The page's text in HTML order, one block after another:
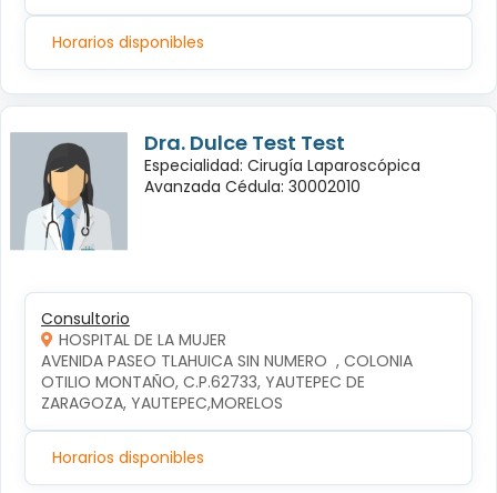
Horarios disponibles
Dra. Dulce Test Test
Especialidad: Cirugía Laparoscópica
Avanzada Cédula: 30002010
Consultorio
HOSPITAL DE LA MUJER
AVENIDA PASEO TLAHUICA SIN NUMERO  , COLONIA
OTILIO MONTAÑO, C.P.62733, YAUTEPEC DE
ZARAGOZA, YAUTEPEC,MORELOS
Horarios disponibles